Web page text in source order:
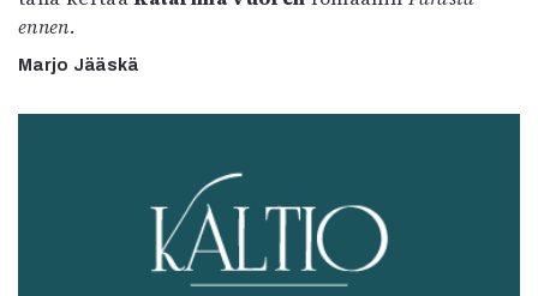
ennen.
Marjo Jääskä